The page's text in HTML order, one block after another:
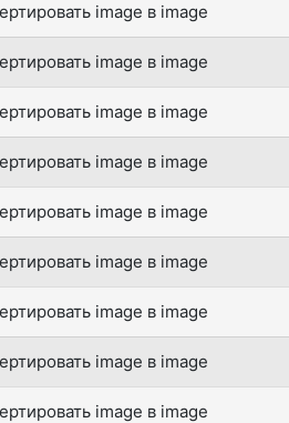
image в image
image в image
image в image
image в image
image в image
image в image
image в image
image в image
image в image